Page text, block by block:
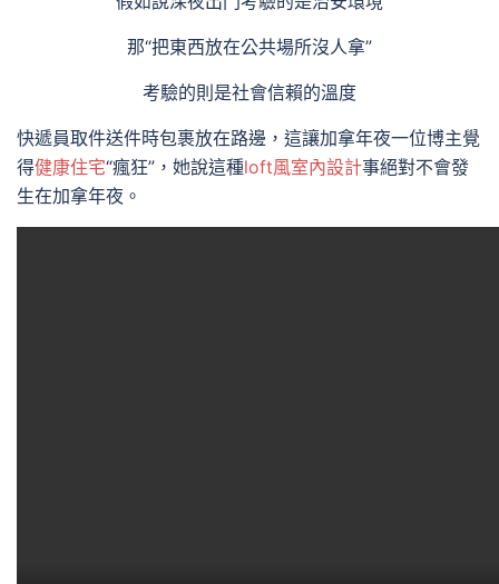
那“把東西放在公共場所沒人拿”
考驗的則是社會信賴的溫度
快遞員取件送件時包裹放在路邊，這讓加拿年夜一位博主覺
得健康住宅“瘋狂”，她說這種loft風室內設計事絕對不會發
生在加拿年夜。